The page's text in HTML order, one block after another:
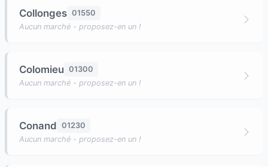
Collonges 01550
Aucun marché - proposez-en un !
Colomieu 01300
Aucun marché - proposez-en un !
Conand 01230
Aucun marché - proposez-en un !